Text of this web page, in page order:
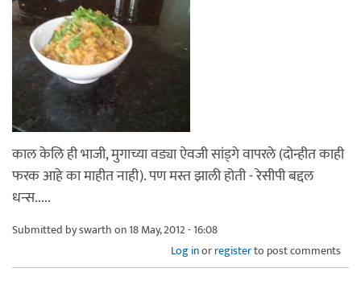
काल केलि ही भाजी, मुगाच्या वड्या ऐवजी सांड्गे वापरले (दोन्हीत काही
फरक आहे का माहीत नाही). पण मस्त झाली होती - रेसीपी बद्दल
धन्स.....
Submitted byswarthon 18 May, 2012 - 16:08
Log inorregisterto post comments